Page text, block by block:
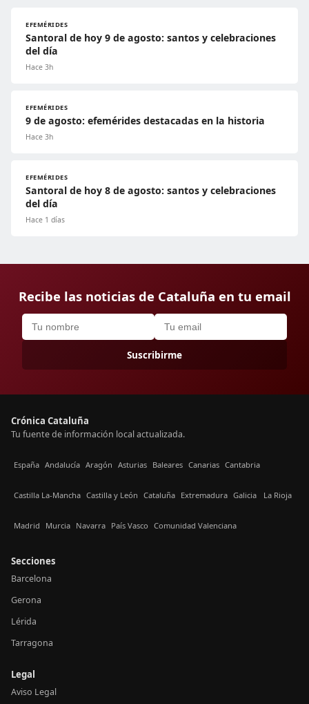
EFEMÉRIDES
Santoral de hoy 9 de agosto: santos y celebraciones
del día
Hace 3h
EFEMÉRIDES
9 de agosto: efemérides destacadas en la historia
Hace 3h
EFEMÉRIDES
Santoral de hoy 8 de agosto: santos y celebraciones
del día
Hace 1 días
Recibe las noticias de Cataluña en tu email
Suscribirme
Crónica Cataluña
Tu fuente de información local actualizada.
España Andalucía Aragón Asturias Baleares Canarias Cantabria
Castilla La-Mancha Castilla y León Cataluña Extremadura Galicia La Rioja
Madrid Murcia Navarra País Vasco Comunidad Valenciana
Secciones
Barcelona
Gerona
Lérida
Tarragona
Legal
Aviso Legal